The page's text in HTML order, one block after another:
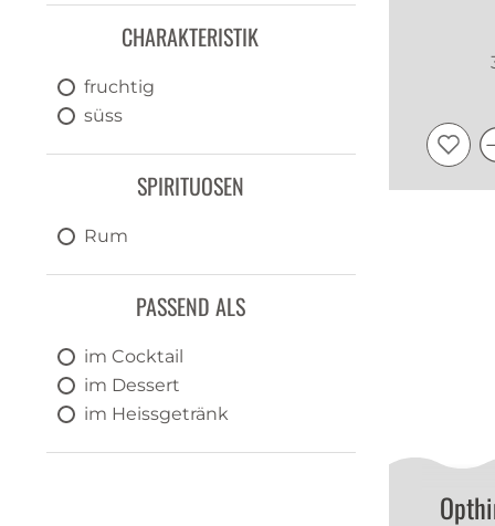
Österreich
Panama
Trinidad Tobago
CHARAKTERISTIK
fruchtig
süss
SPIRITUOSEN
Rum
PASSEND ALS
im Cocktail
im Dessert
im Heissgetränk